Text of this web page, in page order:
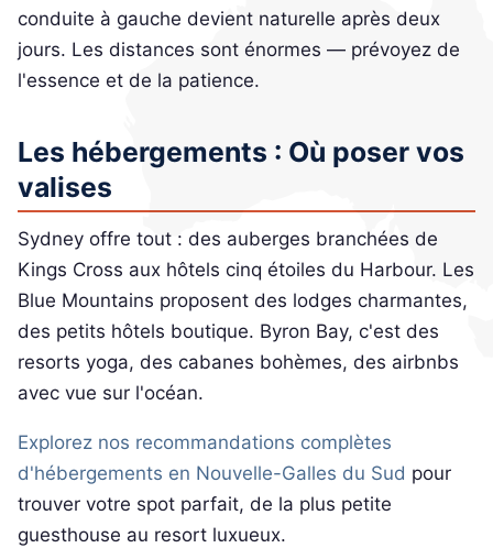
conduite à gauche devient naturelle après deux
jours. Les distances sont énormes — prévoyez de
l'essence et de la patience.
Les hébergements : Où poser vos
valises
Sydney offre tout : des auberges branchées de
Kings Cross aux hôtels cinq étoiles du Harbour. Les
Blue Mountains proposent des lodges charmantes,
des petits hôtels boutique. Byron Bay, c'est des
resorts yoga, des cabanes bohèmes, des airbnbs
avec vue sur l'océan.
Explorez nos recommandations complètes
d'hébergements en Nouvelle-Galles du Sud pour
trouver votre spot parfait, de la plus petite
guesthouse au resort luxueux.